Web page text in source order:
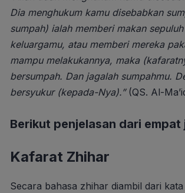
Dia menghukum kamu disebabkan
sumpah) ialah memberi makan
keluargamu, atau memberi mereka
mampu melakukannya, maka
bersumpah. Dan jagalah sumpahmu.
bersyukur (kepada-Nya).” (QS. Al-
Berikut penjelasan dari
Kafarat Zhihar
Secara bahasa zhihar diambil dari